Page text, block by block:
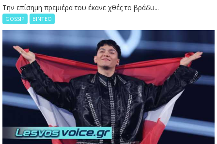
Την επίσημη πρεμιέρα του έκανε χθές το βράδυ...
GOSSIP ΒΙΝΤΕΟ